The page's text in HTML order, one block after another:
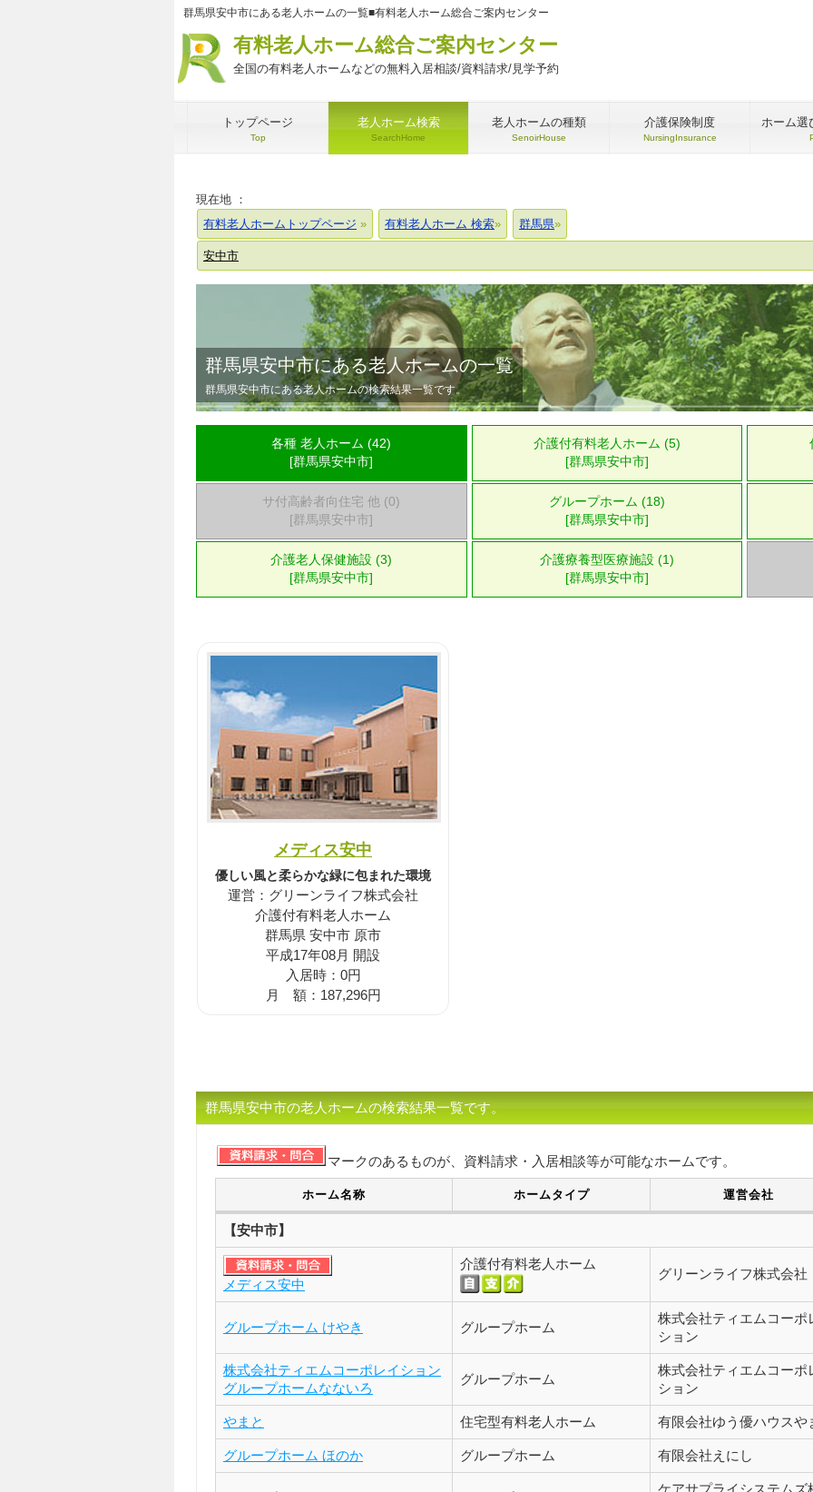
群馬県安中市にある老人ホームの一覧■有料老人ホーム総合ご案内センター
有料老人ホーム総合ご案内センター
全国の有料老人ホームなどの無料入居相談/資料請求/見学予約
トップページ
Top
老人ホーム検索
SearchHome
老人ホームの種類
SenoirHouse
介護保険制度
NursingInsurance
ホーム選
現在地 ：
有料老人ホームトップページ
有料老人ホーム 検索 群馬県
安中市
群馬県安中市にある老人ホームの一覧
群馬県安中市にある老人ホームの検索結果一覧です。
各種 老人ホーム (42)
[群馬県安中市]
介護付有料老人ホーム (5)
[群馬県安中市]
サ付高齢者向住宅 他 (0)
[群馬県安中市]
グループホーム (18)
[群馬県安中市]
介護老人保健施設 (3)
[群馬県安中市]
介護療養型医療施設 (1)
[群馬県安中市]
メディス安中
優しい風と柔らかな緑に包まれた環境
運営：グリーンライフ株式会社
介護付有料老人ホーム
群馬県 安中市 原市
平成17年08月 開設
入居時：0円
月 額：187,296円
群馬県安中市の老人ホームの検索結果一覧です。
マークのあるものが、資料請求・入居相談等が可能なホームです。
ホーム名称 ホームタイプ 運営会社
【安中市】
メディス安中
介護付有料老人ホーム
グリーンライフ株式会社
グループホーム けやき グループホーム
株式会社ティエムコーポ
ション
株式会社ティエムコーポレイション
グループホームなないろ
グループホーム
株式会社ティエムコーポ
ション
やまと 住宅型有料老人ホーム 有限会社ゆう優ハウスや
グループホーム ほのか グループホーム 有限会社えにし
ケアサプライシステムズ